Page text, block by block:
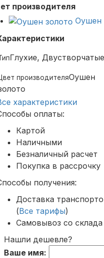
производителя
Оушен
Глухие, Двустворчатые
производителяОушен
характеристики
оплаты:
Картой
Наличными
Безналичный расчет
Покупка в рассрочку
получения:
Доставка
(Все тарифы)
Самовывоз со склада
Нашли дешевле?
Ваше имя: